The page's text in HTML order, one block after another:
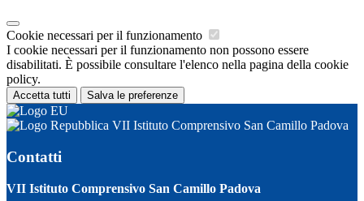
Cookie necessari per il funzionamento
I cookie necessari per il funzionamento non possono essere
disabilitati. È possibile consultare l'elenco nella pagina della cookie
policy.
Accetta tutti Salva le preferenze
VII Istituto Comprensivo San Camillo Padova
Contatti
VII Istituto Comprensivo San Camillo Padova